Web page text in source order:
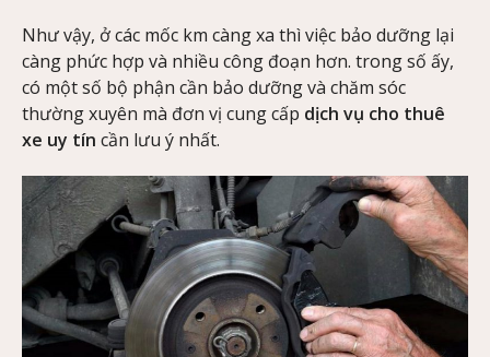
Như vậy, ở các mốc km càng xa thì việc bảo dưỡng lại
càng phức hợp và nhiều công đoạn hơn. trong số ấy,
có một số bộ phận cần bảo dưỡng và chăm sóc
thường xuyên mà đơn vị cung cấp dịch vụ cho thuê
xe uy tín cần lưu ý nhất.